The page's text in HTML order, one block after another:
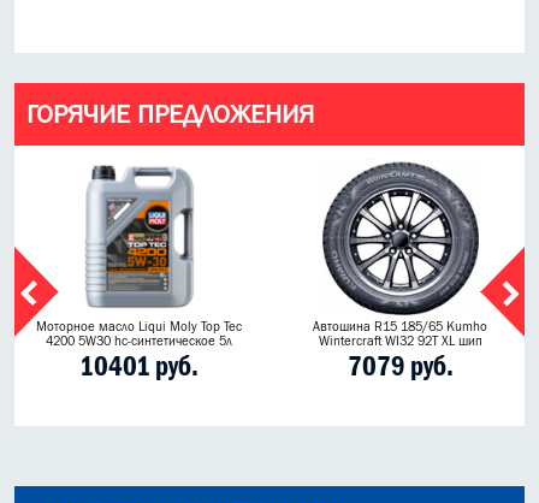
ГОРЯЧИЕ ПРЕДЛОЖЕНИЯ
Моторное масло Liqui Moly Top Tec
4200 5W30 hc-синтетическое 5л
10401 руб.
Автошина R15 185/65 Kumho
Wintercraft WI32 92T XL шип
7079 руб.